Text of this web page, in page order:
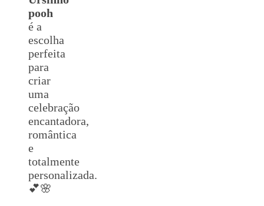
pooh
é a
escolha
perfeita
para
criar
uma
celebração
encantadora,
romântica
e
totalmente
personalizada.
💕🌸